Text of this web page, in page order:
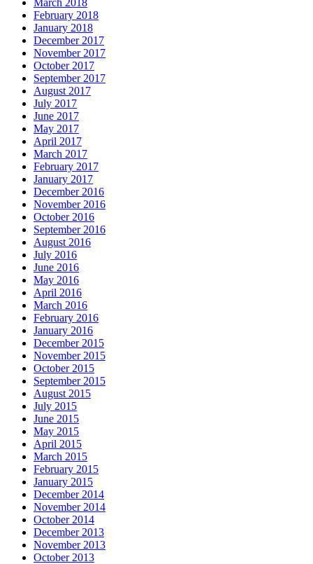
February 2018
January 2018
December 2017
November 2017
October 2017
September 2017
August 2017
July 2017
June 2017
May 2017
April 2017
March 2017
February 2017
January 2017
December 2016
November 2016
October 2016
September 2016
August 2016
July 2016
June 2016
May 2016
April 2016
March 2016
February 2016
January 2016
December 2015
November 2015
October 2015
September 2015
August 2015
July 2015
June 2015
May 2015
April 2015
March 2015
February 2015
January 2015
December 2014
November 2014
October 2014
December 2013
November 2013
October 2013